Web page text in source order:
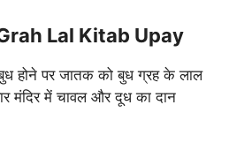
Lal Kitab Upay
होने पर जातक को बुध ग्रह के लाल
मंदिर में चावल और दूध का दान